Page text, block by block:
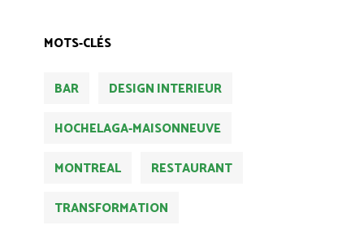
MOTS-CLÉS
BAR
DESIGN INTERIEUR
HOCHELAGA-MAISONNEUVE
MONTREAL
RESTAURANT
TRANSFORMATION